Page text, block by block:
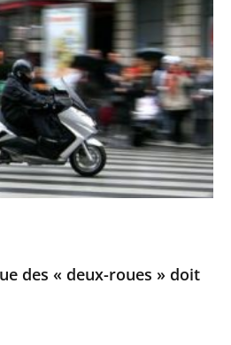
des « deux-roues » doit